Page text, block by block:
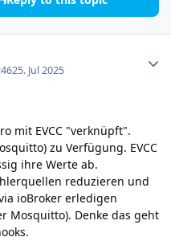
25. Jul 2025
mit EVCC "verknüpft".
zu Verfügung. EVCC
ihre Werte ab.
reduzieren und
ioBroker erledigen
Mosquitto). Denke das geht